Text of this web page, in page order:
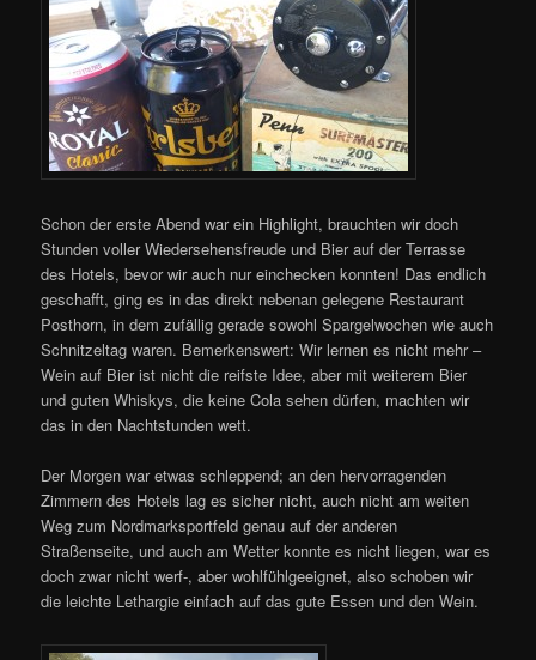
Schon der erste Abend war ein Highlight, brauchten wir doch
Stunden voller Wiedersehensfreude und Bier auf der Terrasse
des Hotels, bevor wir auch nur einchecken konnten! Das endlich
geschafft, ging es in das direkt nebenan gelegene Restaurant
Posthorn, in dem zufällig gerade sowohl Spargelwochen wie auch
Schnitzeltag waren. Bemerkenswert: Wir lernen es nicht mehr –
Wein auf Bier ist nicht die reifste Idee, aber mit weiterem Bier
und guten Whiskys, die keine Cola sehen dürfen, machten wir
das in den Nachtstunden wett.
Der Morgen war etwas schleppend; an den hervorragenden
Zimmern des Hotels lag es sicher nicht, auch nicht am weiten
Weg zum Nordmarksportfeld genau auf der anderen
Straßenseite, und auch am Wetter konnte es nicht liegen, war es
doch zwar nicht werf-, aber wohlfühlgeeignet, also schoben wir
die leichte Lethargie einfach auf das gute Essen und den Wein.